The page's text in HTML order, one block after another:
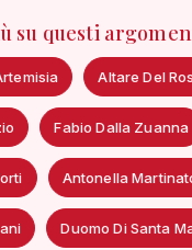
su questi
Altare Del
Fabio Dalla Zuanna
Antonella
Duomo Di Santa